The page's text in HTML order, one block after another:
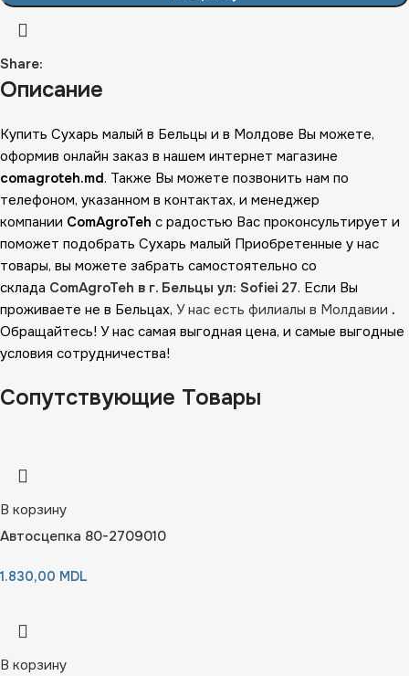
Share:
Описание
Купить Сухарь малый в Бельцы и в Молдове Вы можете,
оформив онлайн заказ в нашем интернет магазине
comagroteh.md. Также Вы можете позвонить нам по
телефоном, указанном в контактах, и менеджер
компании ComAgroTeh с радостью Вас проконсультирует и
поможет подобрать Сухарь малый Приобретенные у нас
товары, вы можете забрать самостоятельно со
склада ComAgroTeh в г. Бельцы ул: Sofiei 27. Если Вы
проживаете не в Бельцах, У нас есть филиалы в Молдавии .
Обращайтесь! У нас самая выгодная цена, и самые выгодные
условия сотрудничества!
Сопутствующие Товары
В корзину
Автосцепка 80-2709010
1.830,00 MDL
В корзину